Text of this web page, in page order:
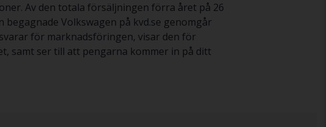
Av den totala försäljningen förra året på 26
begagnade Volkswagen på kvd.se genomgår
för marknadsföringen, visar den för
samt ser till att pengarna kommer in på ditt